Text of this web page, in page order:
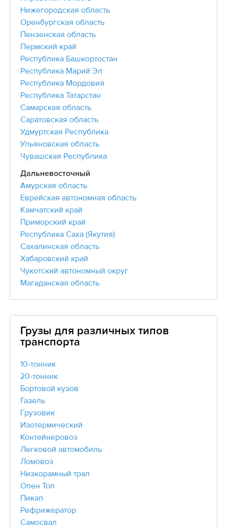
Нижегородская область
Оренбургская область
Пензенская область
Пермский край
Республика Башкортостан
Республика Марий Эл
Республика Мордовия
Республика Татарстан
Самарская область
Саратовская область
Удмуртская Республика
Ульяновская область
Чувашская Республика
Дальневосточный
Амурская область
Еврейская автономная область
Камчатский край
Приморский край
Республика Саха (Якутия)
Сахалинская область
Хабаровский край
Чукотский автономный округ
Магаданская область
Грузы для различных типов
транспорта
10-тонник
20-тонник
Бортовой кузов
Газель
Грузовик
Изотермический
Контейнеровоз
Легковой автомобиль
Ломовоз
Низкорамный трал
Опен Топ
Пикап
Рефрижератор
Самосвал